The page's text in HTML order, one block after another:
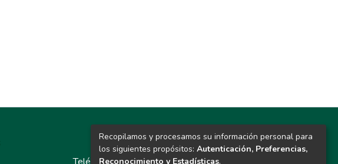
Contacto
Recopilamos y procesamos su información personal para
los siguientes propósitos: Autenticación, Preferencias,
Reconocimiento y Estadísticas.